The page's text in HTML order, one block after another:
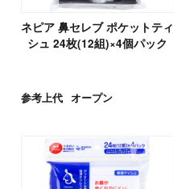
ネピア 鼻セレブ ポケットティ
シュ 24枚(12組)×4個パック
参考上代 オープン